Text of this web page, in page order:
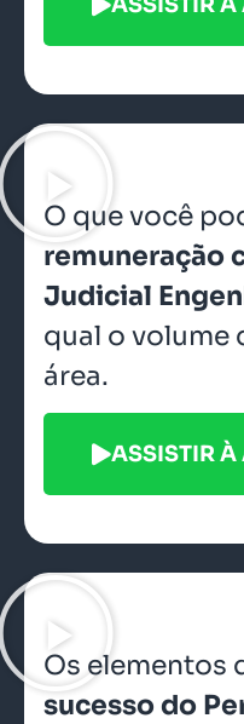
O que você
remuneração
Judicial
qual o volume
área.
ASSISTIR À
Os elementos
sucesso do